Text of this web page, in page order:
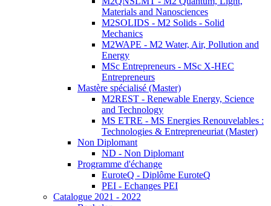
Materials and Nanosciences
M2SOLIDS - M2 Solids - Solid
Mechanics
M2WAPE - M2 Water, Air, Pollution and
Energy
MSc Entrepreneurs - MSc X-HEC
Entrepreneurs
Mastère spécialisé (Master)
M2REST - Renewable Energy, Science
and Technology
MS ETRE - MS Energies Renouvelables :
Technologies & Entrepreneuriat (Master)
Non Diplomant
ND - Non Diplomant
Programme d'échange
EuroteQ - Diplôme EuroteQ
PEI - Echanges PEI
Catalogue 2021 - 2022